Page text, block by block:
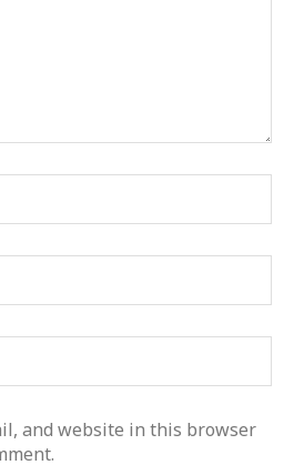
and website in this browser